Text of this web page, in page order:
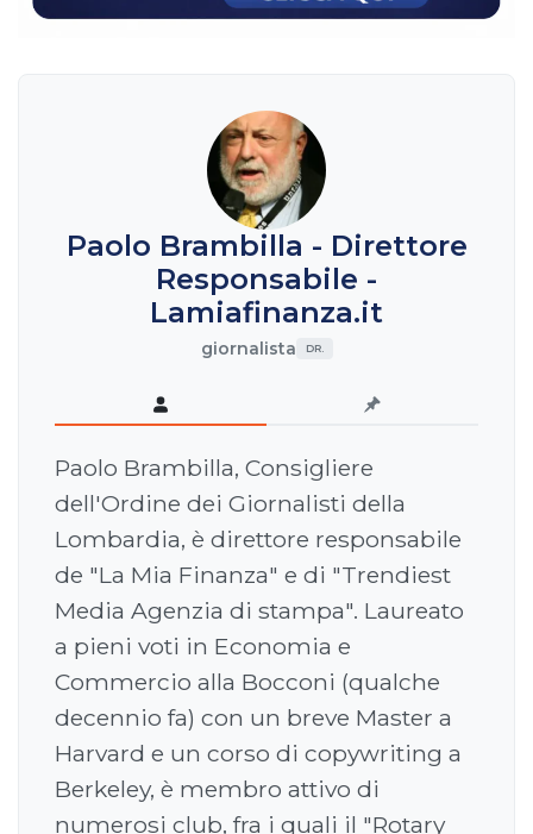
Paolo Brambilla - Direttore
Responsabile -
Lamiafinanza.it
giornalista DR.
Paolo Brambilla, Consigliere
dell'Ordine dei Giornalisti della
Lombardia, è direttore responsabile
de "La Mia Finanza" e di "Trendiest
Media Agenzia di stampa". Laureato
a pieni voti in Economia e
Commercio alla Bocconi (qualche
decennio fa) con un breve Master a
Harvard e un corso di copywriting a
Berkeley, è membro attivo di
numerosi club, fra i quali il "Rotary